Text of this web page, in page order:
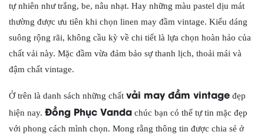
tự nhiên như trắng, be, nâu nhạt. Hay những màu pastel dịu mát
thường được ưu tiên khi chọn linen may đầm vintage. Kiểu dáng
suông rộng rãi, không cầu kỳ về chi tiết là lựa chọn hoàn hảo của
chất vải này. Mặc đầm vừa đảm bảo sự thanh lịch, thoải mái và
đậm chất vintage.
Ở trên là danh sách những chất vải may đầm vintage đẹp
hiện nay. Đồng Phục Vanda chúc bạn có thể tự tin mặc đẹp
với phong cách mình chọn. Mong rằng thông tin được chia sẻ ở